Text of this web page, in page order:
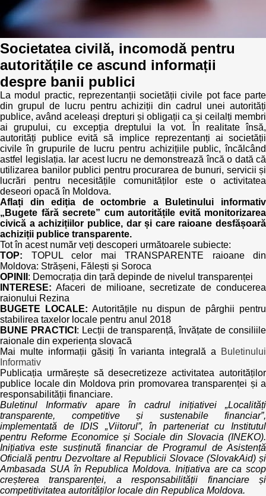
Transparența întreprinderilor de stat
Cele mai bune și cele mai proaste politici locale din
Moldova
Democrația, independența și transparența instituțiilor
publice-cheie din Moldova
Achiziții publice
Achizițiile publice în vizorul societății civile
Societatea civilă, incomodă pentru
autoritățile ce ascund informații
despre banii publici
La modul practic, reprezentanții societății civile pot face parte
din grupul de lucru pentru achiziții din cadrul unei autorități
publice, având aceleași drepturi și obligații ca și ceilalți membri
ai grupului, cu excepția dreptului la vot. În realitate însă,
autorități publice evită să implice reprezentanți ai societății
civile în grupurile de lucru pentru achizițiile public, încălcând
astfel legislația. Iar acest lucru ne demonstrează încă o dată că
utilizarea banilor publici pentru procurarea de bunuri, servicii și
lucrări pentru necesitățile comunităților este o activitatea
deseori opacă în Moldova.
Aflați din ediția de octombrie a Buletinului informativ
„Bugete fără secrete” cum autoritățile evită monitorizarea
civică a achizițiilor publice, dar și care raioane desfășoară
achiziții publice transparente.
Tot în acest număr veți descoperi următoarele subiecte:
TOP: TOPUL celor mai TRANSPARENTE raioane din
Moldova: Strășeni, Fălești și Soroca
OPINII : Democrația din țară depinde de nivelul transparenței
INTERESE: Afaceri de milioane, secretizate de conducerea
raionului Rezina
BUGETE LOCALE: Autoritățile nu dispun de pârghii pentru
stabilirea taxelor locale pentru anul 2018
BUNE PRACTICI : Lecții de transparență, învățate de consiliile
raionale din experiența slovacă
Mai multe informații găsiți în varianta integrală a
Buletinului
Informativ
Publicația urmărește să desecretizeze activitatea autorităților
publice locale din Moldova prin promovarea transparenței și a
responsabilității financiare.
Buletinul Informativ apare în cadrul inițiativei „Localități
transparente, competitive și sustenabile financiar”,
implementată de IDIS „Viitorul”, în parteneriat cu Institutul
pentru Reforme Economice și Sociale din Slovacia (INEKO).
Inițiativa este susținută financiar de Programul de Asistență
Oficială pentru Dezvoltare al Republicii Slovace (SlovakAid) și
Ambasada SUA în Republica Moldova. Inițiativa are ca scop
creșterea transparenței, a responsabilității financiare și
competitivitatea autorităților locale din Republica Moldova.